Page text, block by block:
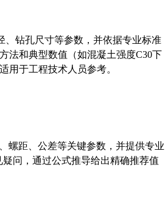
、钻孔尺寸等参数，并依据专业标准
法和典型数值（如混凝土强度C30下
用于工程技术人员参考。
螺距、公差等关键参数，并提供专业
问，通过公式推导给出精确推荐值